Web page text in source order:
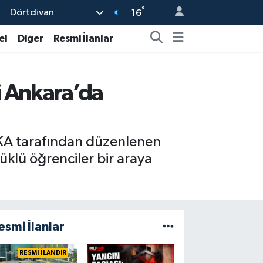
Dörtdivan 16°
Diğer Resmi İlanlar
tarafından düzenlenen
öğrenciler bir araya
İlanlar
RESMİ İLANDIR